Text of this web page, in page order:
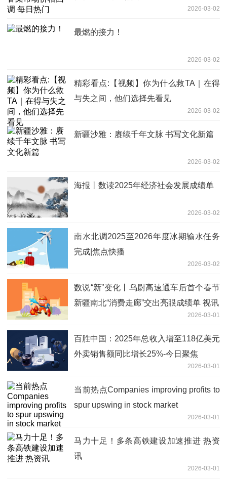
2026-03-02
最燃的接力！
2026-03-02
精彩看点:【视频】你为什么救TA｜在得
与失之间，他们选择先看见
2026-03-02
新疆沙雅：赓续千年文脉 书写文化新篇
2026-03-02
海报丨数读2025年经济社会发展成绩单
2026-03-02
南水北调2025至2026年度冰期输水任务
完成|焦点快播
2026-03-02
数说“新”变化丨乌尉高速通车后首个春节
新疆南北“消费走廊”交出亮眼成绩单 视讯
2026-03-01
百胜中国：2025年总收入增至118亿美元
外卖销售额同比增长25%-今日聚焦
2026-03-01
当前热点Companies improving profits to
spur upswing in stock market
2026-03-01
马力十足！多条高铁建设加速推进 热资
讯
2026-03-01